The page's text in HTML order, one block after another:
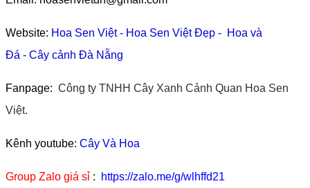
Website: Hoa Sen Việt- Hoa Sen Việt Đẹp - Hoa và
Đá - Cây cảnh Đà Nẵng
Fanpage: Công ty TNHH Cây Xanh Cảnh Quan Hoa Sen
Việt.
Kênh youtube: Cây Và Hoa
Group Zalo giá sỉ : https://zalo.me/g/wlhffd21